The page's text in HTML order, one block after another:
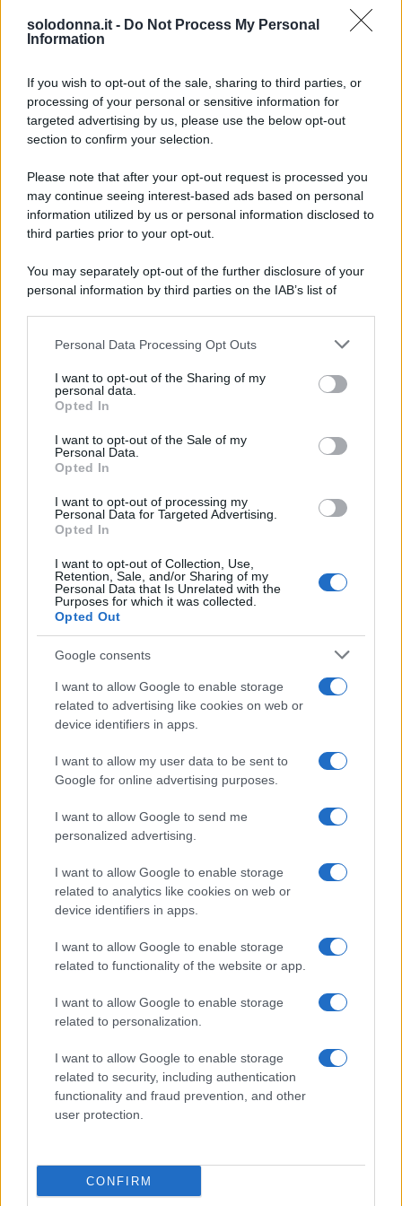
solodonna.it - Do Not Process My Personal
Information
If you wish to opt-out of the sale, sharing to third parties, or
processing of your personal or sensitive information for
targeted advertising by us, please use the below opt-out
section to confirm your selection.
Please note that after your opt-out request is processed you
may continue seeing interest-based ads based on personal
information utilized by us or personal information disclosed to
third parties prior to your opt-out.
You may separately opt-out of the further disclosure of your
personal information by third parties on the IAB’s list of
This information may also be disclosed by us to third parties
disclose it to other third parties.
Please note that this website/app uses one or more Google
services and may gather and store information including but
not limited to your visit or usage behaviour. You may click to
grant or deny consent to Google and its third-party tags to
consent section.
Personal Data Processing Opt Outs
I want to opt-out of the Sharing of my
personal data.
Opted In
I want to opt-out of the Sale of my
Personal Data.
Opted In
I want to opt-out of processing my
Personal Data for Targeted Advertising.
Opted In
I want to opt-out of Collection, Use,
Retention, Sale, and/or Sharing of my
Personal Data that Is Unrelated with the
Purposes for which it was collected.
Opted Out
Google consents
I want to allow Google to enable storage
related to advertising like cookies on web or
device identifiers in apps.
I want to allow my user data to be sent to
Google for online advertising purposes.
I want to allow Google to send me
personalized advertising.
I want to allow Google to enable storage
related to analytics like cookies on web or
device identifiers in apps.
I want to allow Google to enable storage
related to functionality of the website or app.
I want to allow Google to enable storage
related to personalization.
I want to allow Google to enable storage
related to security, including authentication
functionality and fraud prevention, and other
user protection.
CONFIRM
Ariete
La giornata ti invita a prendere una pausa per
ascoltare il tuo corpo, perché un po’ di affaticamento
potrebbe farsi sentire sotto il caldo sole d’agosto.
Essere gentili con le parole in amore e con i familiari
può dissipare tensioni recenti e riportare serenità.
Toro
nelle attività lavorative e offrono maggiore chiarezza
pianificando vacanze o appuntamenti. Nelle amicizie
e nei sentimenti, una presenza fidata ti farà sentire
supportato e leggero.
Gemelli
concepire idee per il futuro. Un piccolo gesto legato
a un evento estivo o a una festa porterà dolcezza e
stimolerà l’allegria.
Cancro
La giornata invita alla tranquillità, ma offre anche
l’opportunità di risolvere con delicatezza questioni in
sospeso in famiglia o in amore. Sul fronte della
salute, riposare e mangiar bene ti aiuteranno a
ritrovare equilibrio.
L’energia attuale ti sostiene rendendoti radioso,
soprattutto nei contesti lavorativi o sociali che
richiedono presenza e carisma. In amore, un invito
spontaneo o un momento festivo può accendere
Vergine